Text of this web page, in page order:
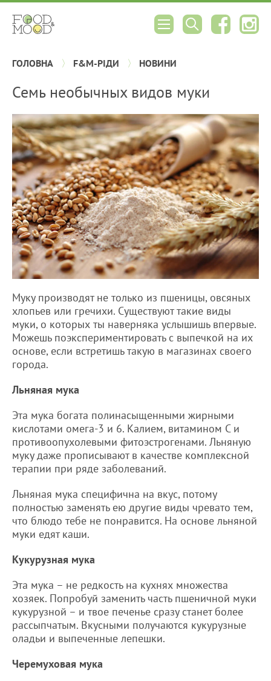
ГОЛОВНА F&M-РІДИ НОВИНИ
Семь необычных видов муки
Муку производят не только из пшеницы, овсяных
хлопьев или гречихи. Существуют такие виды
муки, о которых ты наверняка услышишь впервые.
Можешь поэкспериментировать с выпечкой на их
основе, если встретишь такую в магазинах своего
города.
Льняная мука
Эта мука богата полинасыщенными жирными
кислотами омега-3 и 6. Калием, витамином С и
противоопухолевыми фитоэстрогенами. Льняную
муку даже прописывают в качестве комплексной
терапии при ряде заболеваний.
Льняная мука специфична на вкус, потому
полностью заменять ею другие виды чревато тем,
что блюдо тебе не понравится. На основе льняной
муки едят каши.
Кукурузная мука
Эта мука – не редкость на кухнях множества
хозяек. Попробуй заменить часть пшеничной муки
кукурузной – и твое печенье сразу станет более
рассыпчатым. Вкусными получаются кукурузные
оладьи и выпеченные лепешки.
Черемуховая мука